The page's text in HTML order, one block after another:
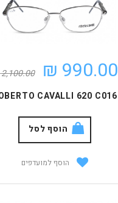
990.00 ₪
2,100.00 ₪
CAVALLI 620 C016
הוסף לסל
הוסף למועדפים